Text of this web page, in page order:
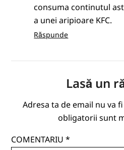
consuma continutul
a unei aripioare KFC.
Răspunde
Lasă un
Adresa ta de email nu va
obligatorii sunt
COMENTARIU*